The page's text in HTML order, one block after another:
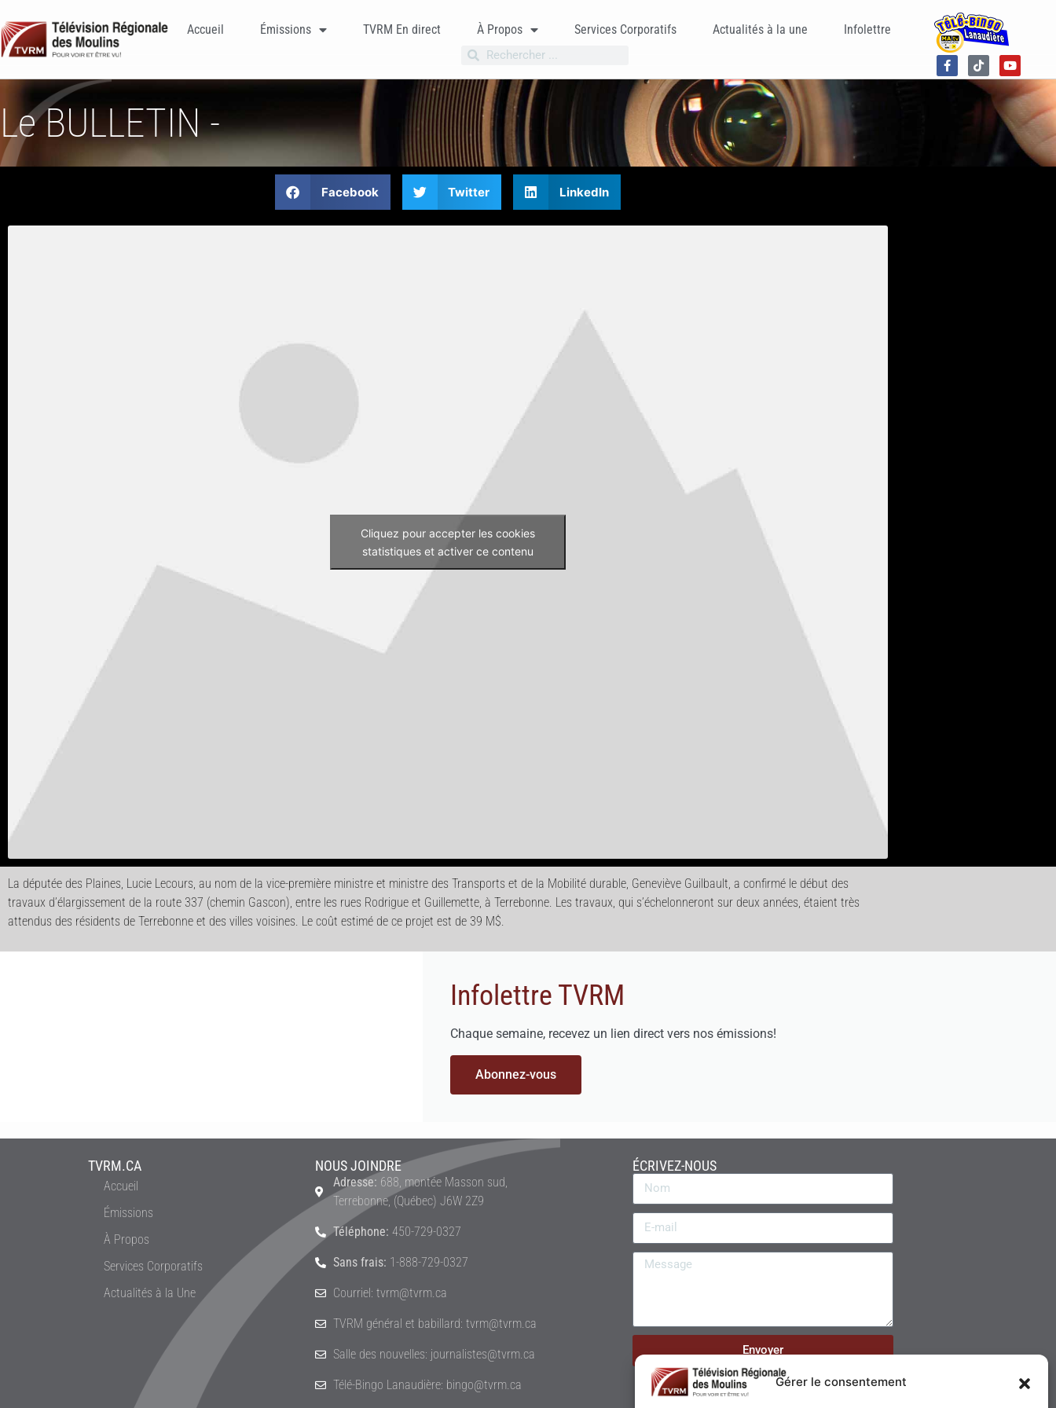
Gérer le consentement
Accueil Émissions TVRM En direct À Propos Services Corporatifs Actualités à la une Infolettre
Le BULLETIN -
Facebook Twitter LinkedIn
Cliquez pour accepter les cookies
statistiques et activer ce contenu
La députée des Plaines, Lucie Lecours, au nom de la vice-première ministre et ministre des Transports et de la Mobilité durable, Geneviève Guilbault, a confirmé le début des
travaux d’élargissement de la route 337 (chemin Gascon), entre les rues Rodrigue et Guillemette, à Terrebonne. Les travaux, qui s’échelonneront sur deux années, étaient très
attendus des résidents de Terrebonne et des villes voisines. Le coût estimé de ce projet est de 39 M$.
Infolettre TVRM
Chaque semaine, recevez un lien direct vers nos émissions!
Abonnez-vous
TVRM.CA
Accueil
Émissions
À Propos
Services Corporatifs
Actualités à la Une
NOUS JOINDRE
Adresse: 688, montée Masson sud,
Terrebonne, (Québec) J6W 2Z9
Téléphone: 450-729-0327
Sans frais: 1-888-729-0327
Courriel: tvrm@tvrm.ca
TVRM général et babillard: tvrm@tvrm.ca
Salle des nouvelles: journalistes@tvrm.ca
Télé-Bingo Lanaudière: bingo@tvrm.ca
ÉCRIVEZ-NOUS
Envoyer